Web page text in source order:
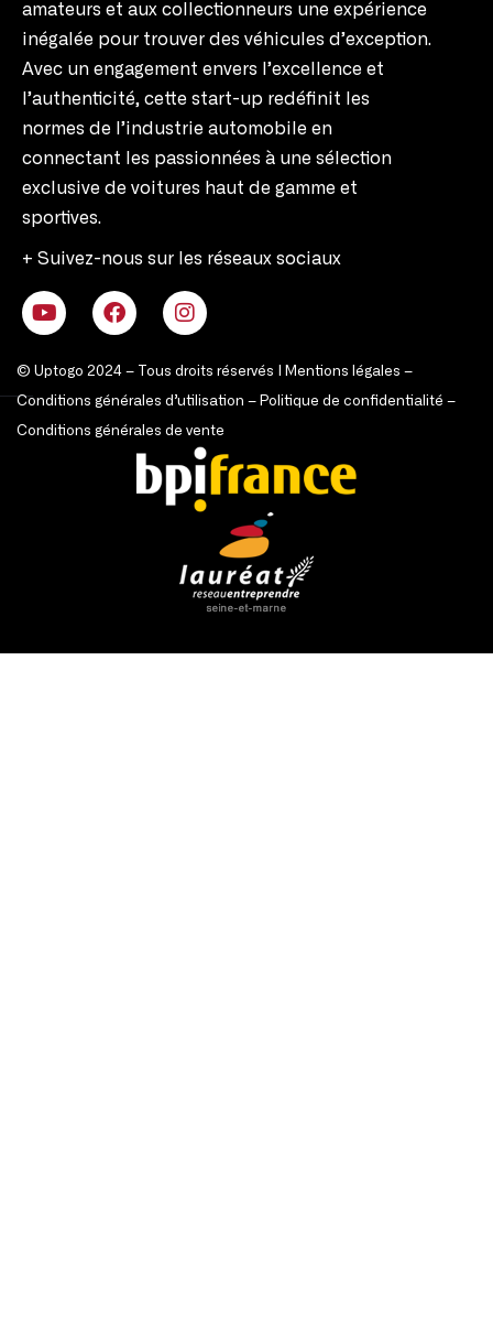
amateurs et aux collectionneurs une expérience
inégalée pour trouver des véhicules d’exception.
Avec un engagement envers l’excellence et
l’authenticité, cette start-up redéfinit les
normes de l’industrie automobile en
connectant les passionnées à une sélection
exclusive de voitures haut de gamme et
sportives.
+ Suivez-nous sur les réseaux sociaux
© Uptogo 2024 – Tous droits réservés | Mentions légales –
Conditions générales d’utilisation – Politique de confidentialité –
Conditions générales de vente